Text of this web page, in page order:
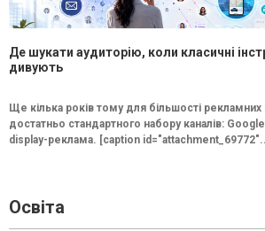
Де шукати аудиторію, коли класичні
дивують
Ще кілька років тому для більшості рекламних
достатньо стандартного набору каналів:
display-реклама. [caption
Освіта